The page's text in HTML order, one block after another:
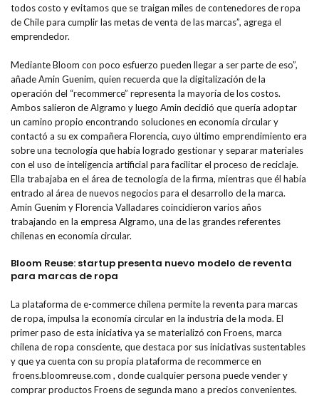
todos costo y evitamos que se traigan miles de contenedores de ropa
de Chile para cumplir las metas de venta de las marcas”, agrega el
emprendedor.
Mediante Bloom con poco esfuerzo pueden llegar a ser parte de eso”,
añade Amin Guenim, quien recuerda que la digitalización de la
operación del “recommerce” representa la mayoría de los costos.
Ambos salieron de Algramo y luego Amin decidió que quería adoptar
un camino propio encontrando soluciones en economía circular y
contactó a su ex compañera Florencia, cuyo último emprendimiento era
sobre una tecnología que había logrado gestionar y separar materiales
con el uso de inteligencia artificial para facilitar el proceso de reciclaje.
Ella trabajaba en el área de tecnología de la firma, mientras que él había
entrado al área de nuevos negocios para el desarrollo de la marca.
Amin Guenim y Florencia Valladares coincidieron varios años
trabajando en la empresa Algramo, una de las grandes referentes
chilenas en economía circular.
Bloom Reuse: startup presenta nuevo modelo de reventa
para marcas de ropa
La plataforma de e-commerce chilena permite la reventa para marcas
de ropa, impulsa la economía circular en la industria de la moda. El
primer paso de esta iniciativa ya se materializó con Froens, marca
chilena de ropa consciente, que destaca por sus iniciativas sustentables
y que ya cuenta con su propia plataforma de recommerce en
froens.bloomreuse.com , donde cualquier persona puede vender y
comprar productos Froens de segunda mano a precios convenientes.